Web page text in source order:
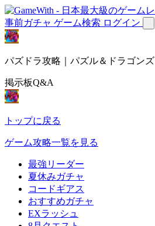
事前ガチャ ゲーム検索 ログイン
パズドラ攻略｜パズル＆ドラゴンズ
掲示板Q&A
トップに戻る
ゲーム攻略一覧を見る
最強リーダー
夏休みガチャ
コードギアス
おすすめガチャ
EXラッシュ